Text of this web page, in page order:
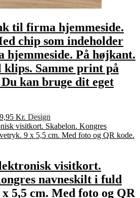
til firma hjemmeside.
chip som indeholder
På højkant.
Samme print på
Du kan bruge dit eget
Kr. Den
aktuelle
pris
Design
visitkort.
navneskilt i fuld
5,5 cm. Med foto og QR